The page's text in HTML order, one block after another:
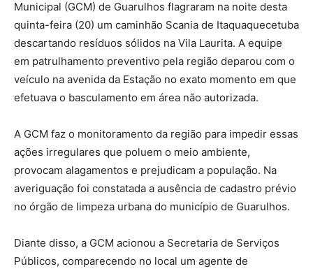
Municipal (GCM) de Guarulhos flagraram na noite desta
quinta-feira (20) um caminhão Scania de Itaquaquecetuba
descartando resíduos sólidos na Vila Laurita. A equipe
em patrulhamento preventivo pela região deparou com o
veículo na avenida da Estação no exato momento em que
efetuava o basculamento em área não autorizada.
A GCM faz o monitoramento da região para impedir essas
ações irregulares que poluem o meio ambiente,
provocam alagamentos e prejudicam a população. Na
averiguação foi constatada a ausência de cadastro prévio
no órgão de limpeza urbana do município de Guarulhos.
Diante disso, a GCM acionou a Secretaria de Serviços
Públicos, comparecendo no local um agente de